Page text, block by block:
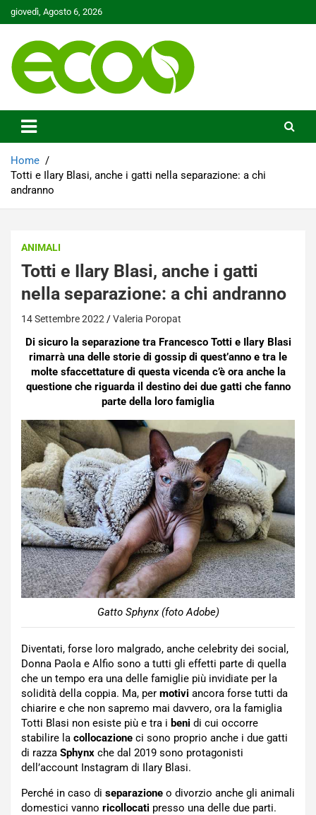
Skip
to
giovedì, Agosto 6, 2026
Ecoo.it
Home
Totti e Ilary Blasi, anche i gatti nella separazione: a chi
andranno
ANIMALI
Totti e Ilary Blasi, anche i gatti
nella separazione: a chi andranno
14 Settembre 2022 Valeria Poropat
Di sicuro la separazione tra Francesco Totti e Ilary Blasi
rimarrà una delle storie di gossip di quest’anno e tra le
molte sfaccettature di questa vicenda c’è ora anche la
questione che riguarda il destino dei due gatti che fanno
parte della loro famiglia
Gatto Sphynx (foto Adobe)
Diventati, forse loro malgrado, anche celebrity dei social,
Donna Paola e Alfio sono a tutti gli effetti parte di quella
che un tempo era una delle famiglie più invidiate per la
solidità della coppia. Ma, per motivi ancora forse tutti da
chiarire e che non sapremo mai davvero, ora la famiglia
Totti Blasi non esiste più e tra i beni di cui occorre
stabilire la collocazione ci sono proprio anche i due gatti
di razza Sphynx che dal 2019 sono protagonisti
dell’account Instagram di Ilary Blasi.
Perché in caso di separazione o divorzio anche gli animali
domestici vanno ricollocati presso una delle due parti.